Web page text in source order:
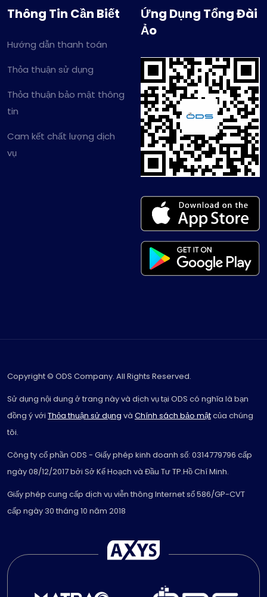
Thông Tin Cần Biết
Hướng dẫn thanh toán
Thỏa thuận sử dụng
Thỏa thuận bảo mật thông
tin
Cam kết chất lượng dịch
vụ
Ứng Dụng Tổng Đài
Ảo
Copyright © ODS Company. All Rights Reserved.
Sử dụng nội dung ở trang này và dịch vụ tại ODS có nghĩa là bạn
đồng ý với Thỏa thuận sử dụng và Chính sách bảo mậtcủa chúng
tôi.
Công ty cổ phần ODS - Giấy phép kinh doanh số: 0314779796 cấp
ngày 08/12/2017 bởi Sở Kế Hoạch và Đầu Tư TP.Hồ Chí Minh.
Giấy phép cung cấp dịch vụ viễn thông Internet số 586/GP-CVT
cấp ngày 30 tháng 10 năm 2018